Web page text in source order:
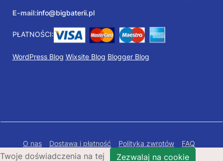
E-mail:info@bigbaterii.pl
PŁATNOŚCI:
WordPress Blog Wixsite Blog Blogger Blog
O nas Dostawa i płatność Polityka zwrotów
FAQ
Polityka prywatności
Mapa Strony
Twoje doświadczenia na tej Zezwalaj na cookie